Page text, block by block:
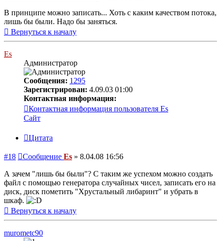
В принципе можно записать... Хоть с каким качеством потока,
лишь бы были. Надо бы заняться.
Вернуться к началу
Es
Администратор
Сообщения: 1295
Зарегистрирован: 4.09.03 01:00
Контактная информация:
Контактная информация пользователя Es
Сайт
Цитата
#18 Сообщение Es » 8.04.08 16:56
А зачем "лишь бы были"? С таким же успехом можно создать
файл с помощью генератора случайных чисел, записать его на
диск, диск пометить "Хрустальный либаринт" и убрать в
шкаф.
Вернуться к началу
murometc90